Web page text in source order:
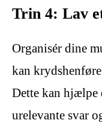
Trin 4: Lav
Organisér dine
kan
Dette kan hjælpe
urelevante svar